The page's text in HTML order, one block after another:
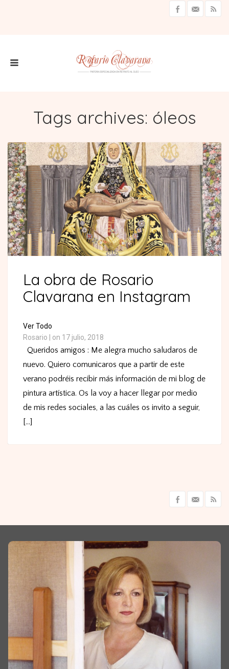
Tags archives: óleos
La obra de Rosario
Clavarana en Instagram
Ver Todo
Rosario | on 17 julio, 2018
Queridos amigos : Me alegra mucho saludaros de
nuevo. Quiero comunicaros que a partir de este
verano podréis recibir más información de mi blog de
pintura artística. Os la voy a hacer llegar por medio
de mis redes sociales, a las cuáles os invito a seguir,
[...]